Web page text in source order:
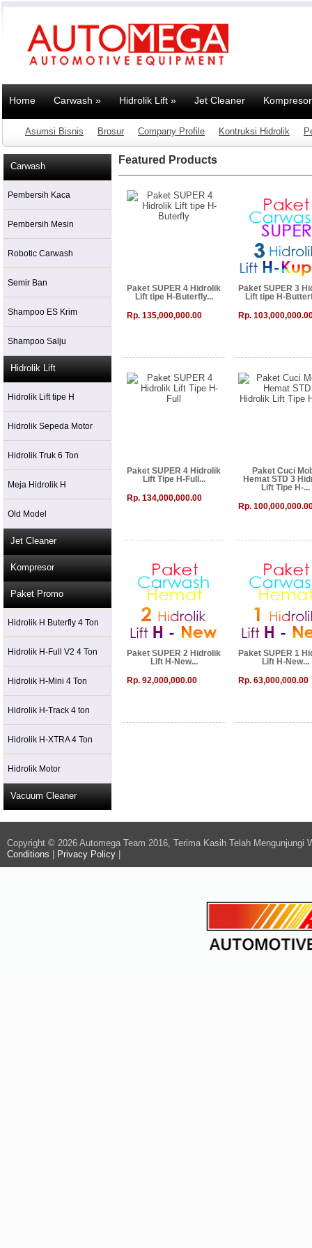
Home Carwash » Hidrolik Lift » Jet Cleaner Kompresor
Asumsi Bisnis Brosur Company Profile Kontruksi Hidrolik
Carwash
Pembersih Kaca
Pembersih Mesin
Robotic Carwash
Semir Ban
Shampoo ES Krim
Shampoo Salju
Hidrolik Lift
Hidrolik Lift tipe H
Hidrolik Sepeda Motor
Hidrolik Truk 6 Ton
Meja Hidrolik H
Old Model
Jet Cleaner
Kompresor
Paket Promo
Hidrolik H Buterfly 4 Ton
Hidrolik H-Full V2 4 Ton
Hidrolik H-Mini 4 Ton
Hidrolik H-Track 4 ton
Hidrolik H-XTRA 4 Ton
Hidrolik Motor
Vacuum Cleaner
Featured Products
Paket SUPER 4 Hidrolik
Lift tipe H-Buterfly...
Rp. 135,000,000.00
Paket SUPER 3
Lift tipe H-
Rp.
Paket SUPER 4 Hidrolik
Lift Tipe H-Full...
Rp. 134,000,000.00
Paket Cuci
Hemat STD 3
Lift Tipe H-...
Rp.
Paket SUPER 2 Hidrolik
Lift H-New...
Rp. 92,000,000.00
Paket SUPER 1
Lift H-New...
Rp. 63,000,000.00
Copyright © 2026 Automega Team 2016, Terima Kasih Telah Mengunjungi
Conditions
Privacy Policy